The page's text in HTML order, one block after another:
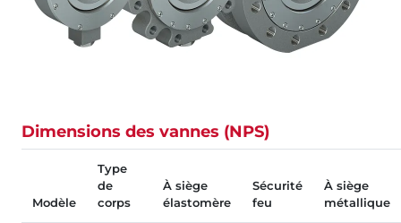
Dimensions des vannes (NPS)
Modèle
Type
de
corps
À siège
élastomère
Sécurité
feu
À siège
métallique